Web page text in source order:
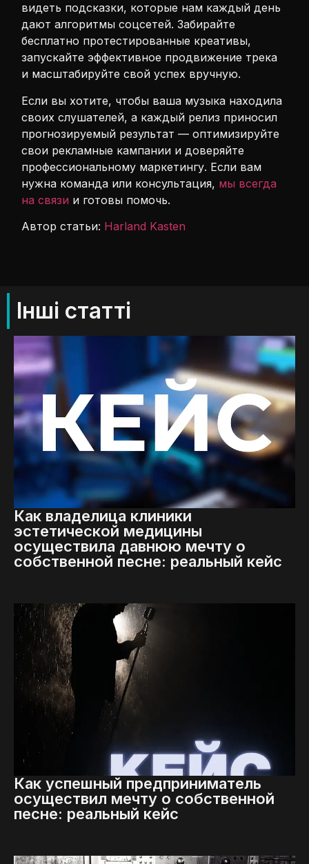
видеть подсказки, которые нам каждый день
дают алгоритмы соцсетей. Забирайте
бесплатно протестированные креативы,
запускайте эффективное продвижение трека
и масштабируйте свой успех вручную.
Если вы хотите, чтобы ваша музыка находила
своих слушателей, а каждый релиз приносил
прогнозируемый результат — оптимизируйте
свои рекламные кампании и доверяйте
профессиональному маркетингу. Если вам
нужна команда или консультация, мы всегда
на связи и готовы помочь.
Автор статьи: Harland Kasten
Інші статті
Как владелица клиники
эстетической медицины
осуществила давнюю мечту о
собственной песне: реальный кейс
Как успешный предприниматель
осуществил мечту о собственной
песне: реальный кейс